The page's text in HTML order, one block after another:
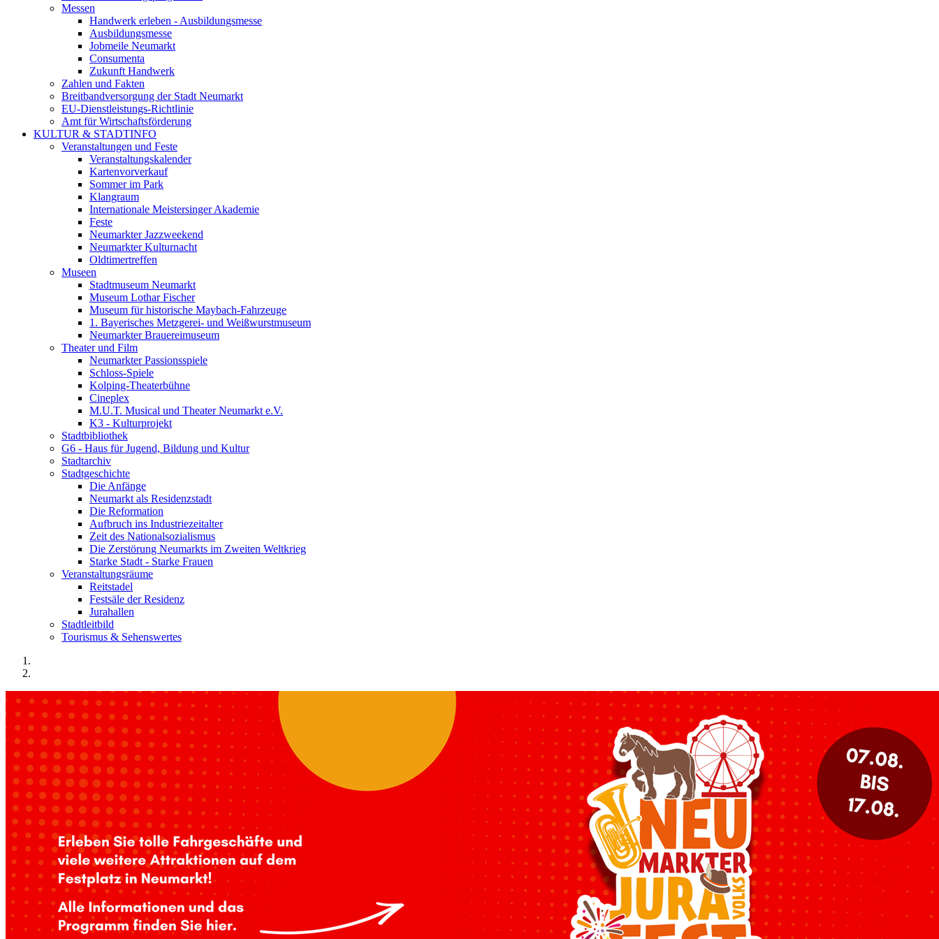
Messen
Handwerk erleben - Ausbildungsmesse
Ausbildungsmesse
Jobmeile Neumarkt
Consumenta
Zukunft Handwerk
Zahlen und Fakten
Breitbandversorgung der Stadt Neumarkt
EU-Dienstleistungs-Richtlinie
Amt für Wirtschaftsförderung
KULTUR & STADTINFO
Veranstaltungen und Feste
Veranstaltungskalender
Kartenvorverkauf
Sommer im Park
Klangraum
Internationale Meistersinger Akademie
Feste
Neumarkter Jazzweekend
Neumarkter Kulturnacht
Oldtimertreffen
Museen
Stadtmuseum Neumarkt
Museum Lothar Fischer
Museum für historische Maybach-Fahrzeuge
1. Bayerisches Metzgerei- und Weißwurstmuseum
Neumarkter Brauereimuseum
Theater und Film
Neumarkter Passionsspiele
Schloss-Spiele
Kolping-Theaterbühne
Cineplex
M.U.T. Musical und Theater Neumarkt e.V.
K3 - Kulturprojekt
Stadtbibliothek
G6 - Haus für Jugend, Bildung und Kultur
Stadtarchiv
Stadtgeschichte
Die Anfänge
Neumarkt als Residenzstadt
Die Reformation
Aufbruch ins Industriezeitalter
Zeit des Nationalsozialismus
Die Zerstörung Neumarkts im Zweiten Weltkrieg
Starke Stadt - Starke Frauen
Veranstaltungsräume
Reitstadel
Festsäle der Residenz
Jurahallen
Stadtleitbild
Tourismus & Sehenswertes